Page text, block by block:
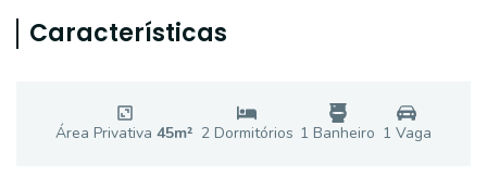
Características
Área Privativa45m² 2Dormitórios 1 Banheiro 1 Vaga